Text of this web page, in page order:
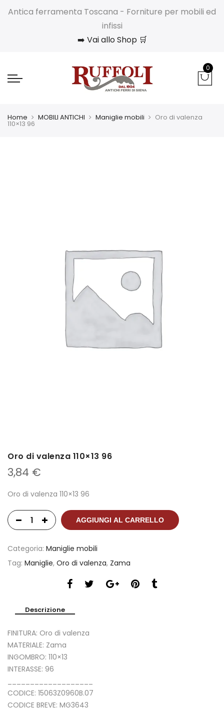
Antica ferramenta Toscana - Forniture per mobili ed
infissi
➡️ Vai allo Shop 🛒
0
Home MOBILI ANTICHI Maniglie mobili Oro di valenza
110×13 96
Oro di valenza 110×13 96
3,84 €
Oro di valenza 110×13 96
AGGIUNGI AL CARRELLO
Categoria: Maniglie mobili
Tag: Maniglie, Oro di valenza, Zama
Descrizione
FINITURA: Oro di valenza
MATERIALE: Zama
INGOMBRO: 110×13
INTERASSE: 96
CODICE: 15063Z0960B.07
CODICE BREVE: MG3643